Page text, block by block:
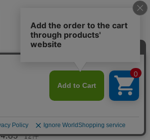
4.83 12